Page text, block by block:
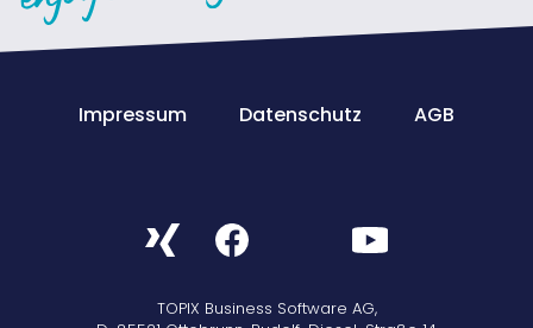
Impressum Datenschutz AGB
TOPIX Business Software AG,